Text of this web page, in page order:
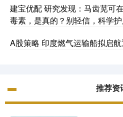
建宝优配 研究发现：马齿苋可
毒素，是真的？别轻信，科学
A股策略 印度燃气运输船拟启
推荐资